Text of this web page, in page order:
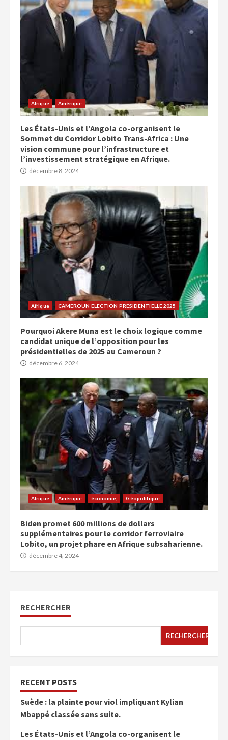
Afrique Amérique
Les États-Unis et l’Angola co-organisent le
Sommet du Corridor Lobito Trans-Africa : Une
vision commune pour l’infrastructure et
l’investissement stratégique en Afrique.
décembre 8, 2024
Afrique CAMEROUN ELECTION PRESIDENTIELLE 2025
Pourquoi Akere Muna est le choix logique comme
candidat unique de l’opposition pour les
présidentielles de 2025 au Cameroun ?
décembre 6, 2024
Afrique Amérique économie, Géopolitique
Biden promet 600 millions de dollars
supplémentaires pour le corridor ferroviaire
Lobito, un projet phare en Afrique subsaharienne.
décembre 4, 2024
RECHERCHER
RECHERCHER
RECENT POSTS
Suède : la plainte pour viol impliquant Kylian
Mbappé classée sans suite.
Les États-Unis et l’Angola co-organisent le